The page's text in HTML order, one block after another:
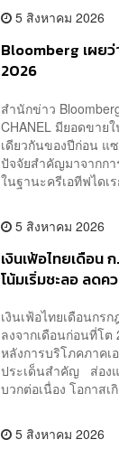
5 สิงหาคม 2026
Bloomberg เผยว่
2026
สำนักข่าว
CHANEL มียอดขาย
เดียวกันของปีก่อน แ
ปัจจัยสำคัญมาจากก
ในฐานะครีเอทีฟไดเ
5 สิงหาคม 2026
เงินเฟ้อไทยเดือน
โน้มเริ่มชะลอ ลด
เงินเฟ้อไทยเดือนกร
ลงจากเดือนก่อนที่โต
หลังการบริโภคภาค
ประเด็นสำคัญ ส่องแ
บวกต่อเนื่อง โอกาสเ
5 สิงหาคม 2026